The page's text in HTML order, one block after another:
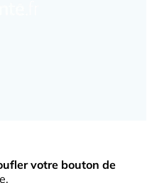
votre bouton de